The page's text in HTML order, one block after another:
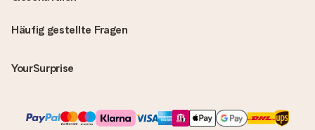
Lieferschein. Die Rechnung zu deiner Bestellung erhältst du
zeitgleich mit der Bestätigungsmail und kannst sie jederzeit in
Geschenk also direkt beim Empfänger liefern lassen und es
bleibt eine echte Überraschung!
Häufig gestellte Fragen
YourSurprise